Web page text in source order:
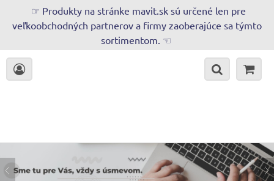
☞ Produkty na stránke mavit.sk sú určené len pre
veľkoobchodných partnerov a firmy zaoberajúce sa týmto
sortimentom. ☜